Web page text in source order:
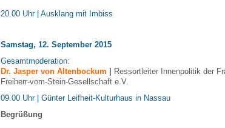
20.00 Uhr | Ausklang mit Imbiss
Samstag, 12. September 2015
Gesamtmoderation:
Dr. Jasper von Altenbockum
Ressortleiter Innenpolitik der
Freiherr-vom-Stein-Gesellschaft e.V.
09.00 Uhr | Günter Leifheit-Kulturhaus in Nassau
Begrüßung